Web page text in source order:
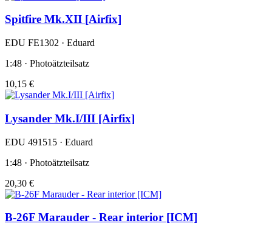
Spitfire Mk.XII [Airfix]
EDU FE1302 · Eduard
1:48 · Photoätzteilsatz
10,15 €
Lysander Mk.I/III [Airfix]
EDU 491515 · Eduard
1:48 · Photoätzteilsatz
20,30 €
B-26F Marauder - Rear interior [ICM]